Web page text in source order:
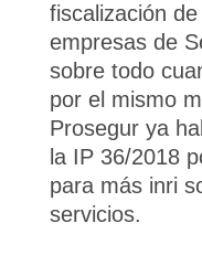
fiscalización
empresas de
sobre todo
por el mismo
Prosegur ya
la IP 36/2018
para más inri
servicios.